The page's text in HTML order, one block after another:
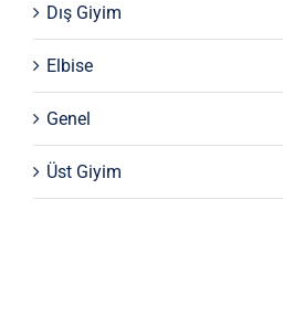
Dış Giyim
Elbise
Genel
Üst Giyim